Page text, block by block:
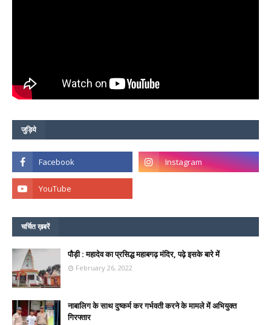
जुड़िये
चर्चित ख़बरें
पौड़ी : महादेव का प्रसिद्ध महाबगढ़ मंदिर, पढ़े इसके बारे में
February 26, 2022
नाबालिग के साथ दुष्कर्म कर गर्भवती करने के मामले में अभियुक्त
गिरफ्तार